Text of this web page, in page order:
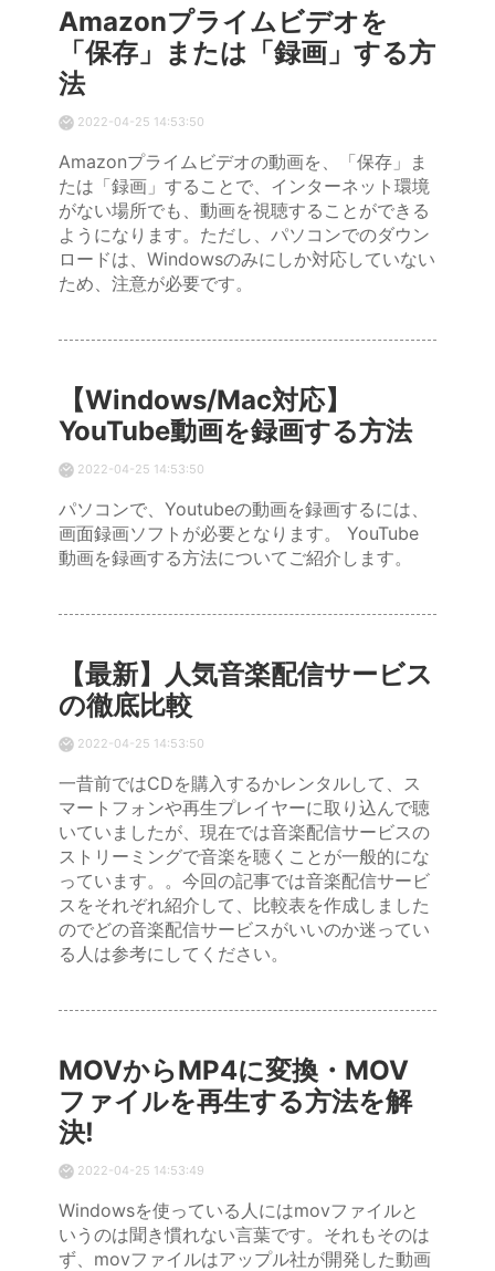
Amazonプライムビデオを
「保存」または「録画」する方
法
2022-04-25 14:53:50
Amazonプライムビデオの動画を、「保存」ま
たは「録画」することで、インターネット環境
がない場所でも、動画を視聴することができる
ようになります。ただし、パソコンでのダウン
ロードは、Windowsのみにしか対応していない
ため、注意が必要です。
【Windows/Mac対応】
YouTube動画を録画する方法
2022-04-25 14:53:50
パソコンで、Youtubeの動画を録画するには、
画面録画ソフトが必要となります。 YouTube
動画を録画する方法についてご紹介します。
【最新】人気音楽配信サービス
の徹底比較
2022-04-25 14:53:50
一昔前ではCDを購入するかレンタルして、ス
マートフォンや再生プレイヤーに取り込んで聴
いていましたが、現在では音楽配信サービスの
ストリーミングで音楽を聴くことが一般的にな
っています。。今回の記事では音楽配信サービ
スをそれぞれ紹介して、比較表を作成しました
のでどの音楽配信サービスがいいのか迷ってい
る人は参考にしてください。
MOVからMP4に変換・MOV
ファイルを再生する方法を解
決!
2022-04-25 14:53:49
Windowsを使っている人にはmovファイルと
いうのは聞き慣れない言葉です。それもそのは
ず、movファイルはアップル社が開発した動画